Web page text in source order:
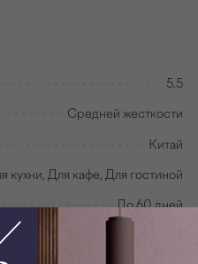
5.5
Средней жесткости
Китай
кухни, Для кафе, Для гостиной
До 60 дней